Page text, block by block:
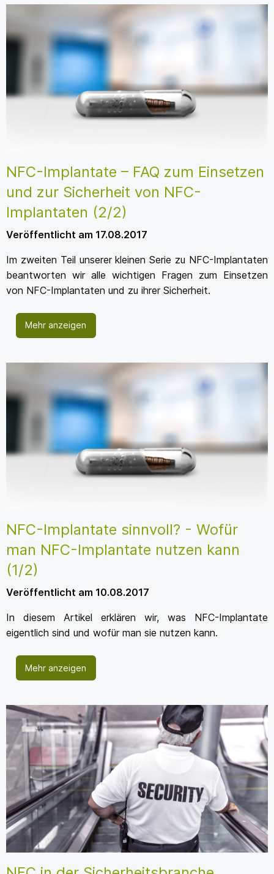
NFC-Implantate – FAQ zum Einsetzen
und zur Sicherheit von NFC-
Implantaten (2/2)
Veröffentlicht am 17.08.2017
Im zweiten Teil unserer kleinen Serie zu NFC-Implantaten
beantworten wir alle wichtigen Fragen zum Einsetzen
von NFC-Implantaten und zu ihrer Sicherheit.
Mehr anzeigen
NFC-Implantate sinnvoll? - Wofür
man NFC-Implantate nutzen kann
(1/2)
Veröffentlicht am 10.08.2017
In diesem Artikel erklären wir, was NFC-Implantate
eigentlich sind und wofür man sie nutzen kann.
Mehr anzeigen